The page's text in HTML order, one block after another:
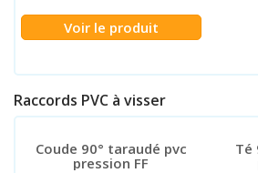
Voir le produit
Raccords PVC à visser
Coude 90° taraudé pvc
pression FF
Té